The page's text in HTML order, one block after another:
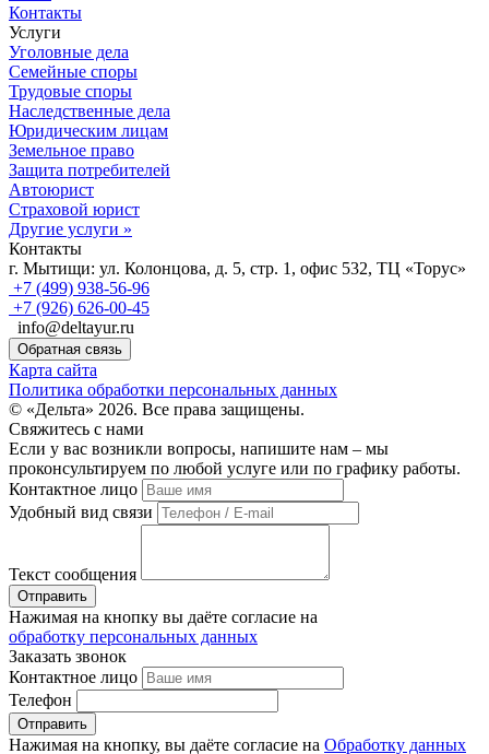
Контакты
Услуги
Уголовные дела
Семейные споры
Трудовые споры
Наследственные дела
Юридическим лицам
Земельное право
Защита потребителей
Автоюрист
Страховой юрист
Другие услуги »
Контакты
г. Мытищи: ул. Колонцова, д. 5, стр. 1, офис 532, ТЦ «Торус»
+7 (499) 938-56-96
+7 (926) 626-00-45
info@deltayur.ru
Обратная связь
Карта сайта
Политика обработки персональных данных
© «Дельта» 2026. Все права защищены.
Свяжитесь с нами
Если у вас возникли вопросы, напишите нам – мы
проконсультируем по любой услуге или по графику работы.
Контактное лицо
Удобный вид связи
Текст сообщения
Нажимая на кнопку вы даёте согласие на
обработку персональных данных
Заказать звонок
Контактное лицо
Телефон
Нажимая на кнопку, вы даёте согласие на Обработку данных